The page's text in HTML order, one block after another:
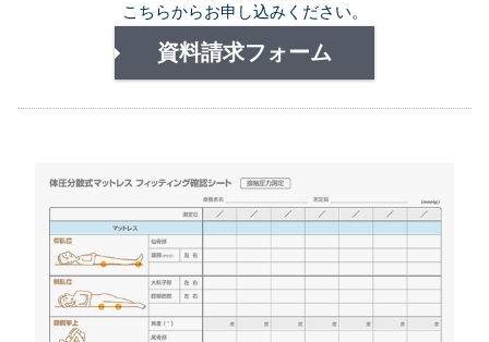
こちらからお申し込みください。
資料請求フォーム